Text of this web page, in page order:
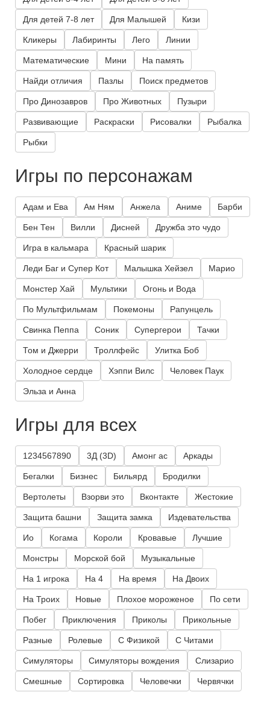
Для детей 7-8 лет Для Малышей Кизи
Кликеры Лабиринты Лего Линии
Математические Мини На память
Найди отличия Пазлы Поиск предметов
Про Динозавров Про Животных Пузыри
Развивающие Раскраски Рисовалки Рыбалка
Рыбки
Игры по персонажам
Адам и Ева Ам Ням Анжела Аниме Барби
Бен Тен Вилли Дисней Дружба это чудо
Игра в кальмара Красный шарик
Леди Баг и Супер Кот Малышка Хейзел Марио
Монстер Хай Мультики Огонь и Вода
По Мультфильмам Покемоны Рапунцель
Свинка Пеппа Соник Супергерои Тачки
Том и Джерри Троллфейс Улитка Боб
Холодное сердце Хэппи Вилс Человек Паук
Эльза и Анна
Игры для всех
1234567890 3Д (3D) Амонг ас Аркады
Бегалки Бизнес Бильярд Бродилки
Вертолеты Взорви это Вконтакте Жестокие
Защита башни Защита замка Издевательства
Ио Когама Короли Кровавые Лучшие
Монстры Морской бой Музыкальные
На 1 игрока На 4 На время На Двоих
На Троих Новые Плохое мороженое По сети
Побег Приключения Приколы Прикольные
Разные Ролевые С Физикой С Читами
Симуляторы Симуляторы вождения Слизарио
Смешные Сортировка Человечки Червячки